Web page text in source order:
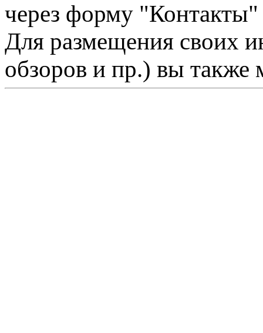
через форму "Контакты"
Для размещения своих
обзоров и пр.) вы также